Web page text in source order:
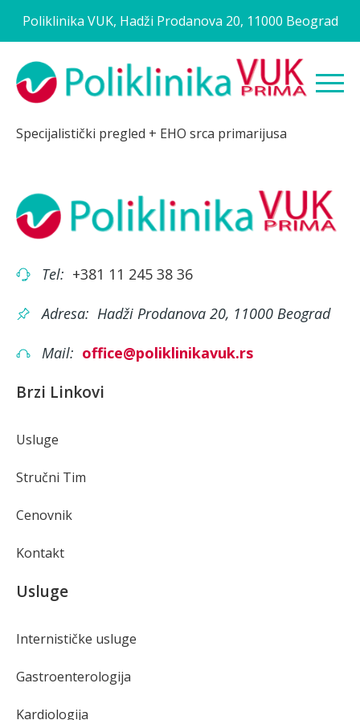
Poliklinika VUK, Hadži Prodanova 20, 11000 Beograd
Specijalistički pregled + EHO srca primarijusa
Tel: +381 11 245 38 36
Adresa: Hadži Prodanova 20, 11000 Beograd
Mail: office@poliklinikavuk.rs
Brzi Linkovi
Usluge
Stručni Tim
Cenovnik
Kontakt
Usluge
Internističke usluge
Gastroenterologija
Kardiologija